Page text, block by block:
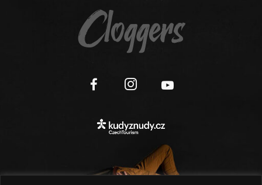
Cloggers